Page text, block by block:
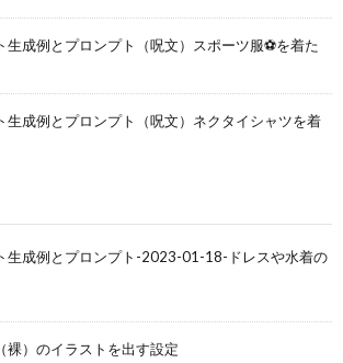
生成例とプロンプト（呪文）スポーツ服⚽を着た
生成例とプロンプト（呪文）ネクタイシャツを着
生成例とプロンプト-2023-01-18-ドレスや水着の
裸）のイラストを出す設定